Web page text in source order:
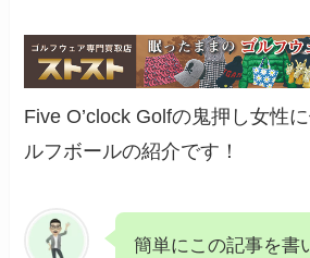
Five O’clock Golfの鬼押し女性
ルフボールの紹介です！
簡単にこの記事を書